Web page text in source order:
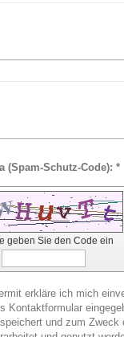
Captcha (Spam-Schutz-Code): *
geben Sie den Code ein
erkläre ich mich
Kontaktformular
und zum Zweck